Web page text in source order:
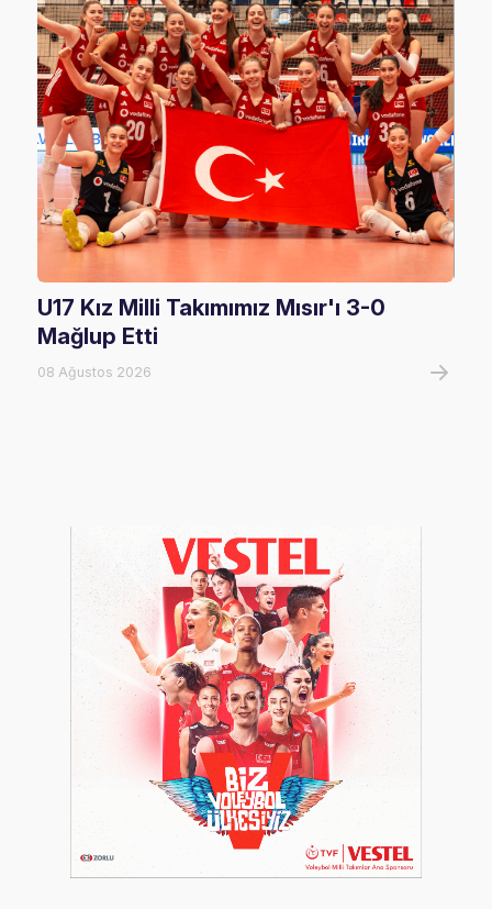
U17 Kız Milli Takımımız Mısır'ı 3-0
Mağlup Etti
08 Ağustos 2026